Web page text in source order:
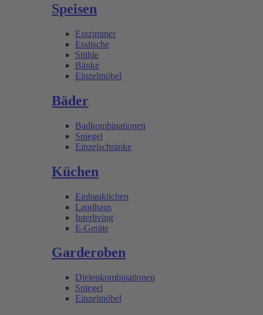
Speisen
Esszimmer
Esstische
Stühle
Bänke
Einzelmöbel
Bäder
Badkombinationen
Spiegel
Einzelschränke
Küchen
Einbauküchen
Landhaus
Interliving
E-Geräte
Garderoben
Dielenkombinationen
Spiegel
Einzelmöbel